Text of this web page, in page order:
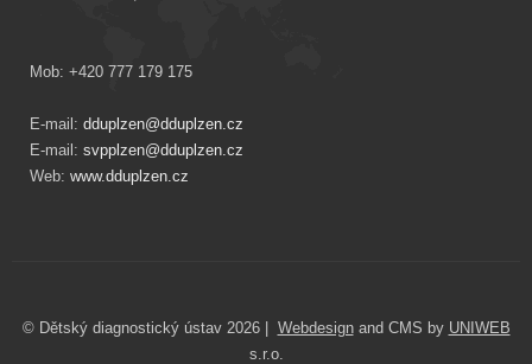
Mob: +420 777 179 175
E-mail: dduplzen@dduplzen.cz
E-mail: svpplzen@dduplzen.cz
Web: www.dduplzen.cz
© Dětský diagnostický ústav 2026 | Webdesignand CMS by UNIWEB
s.r.o.